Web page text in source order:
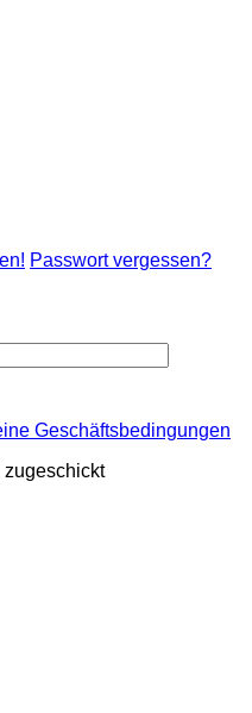
Passwort vergessen?
Geschäftsbedingungen
zugeschickt